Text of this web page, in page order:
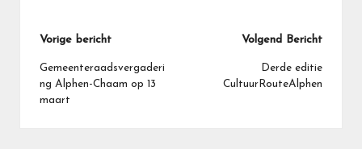
Bericht
navigatie
Vorige bericht
Gemeenteraadsvergaderi
ng Alphen-Chaam op 13
maart
Volgend Bericht
Derde editie
CultuurRouteAlphen